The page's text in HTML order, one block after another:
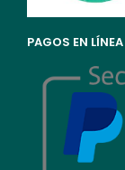
PAGOS EN LÍNEA